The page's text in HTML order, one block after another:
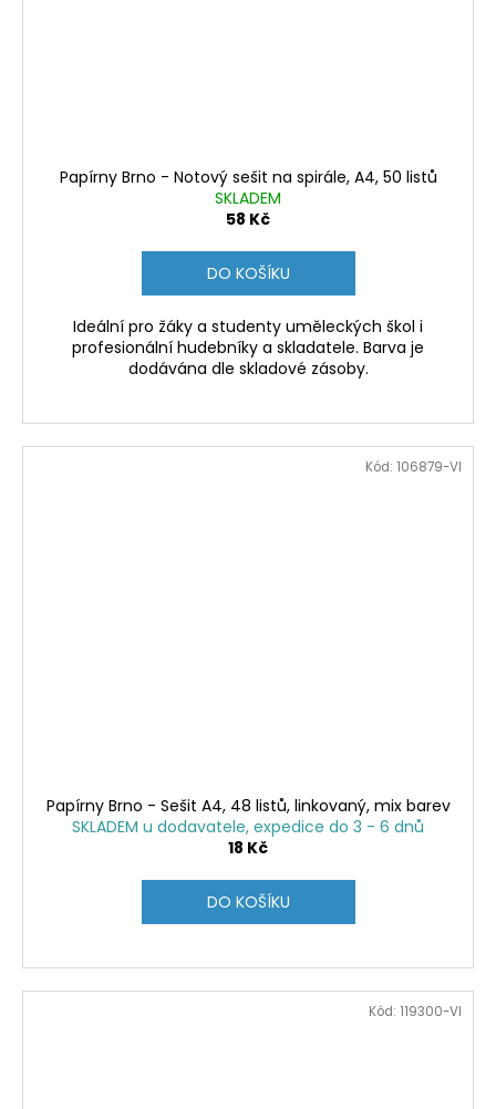
Papírny Brno - Notový sešit na spirále, A4, 50 listů
SKLADEM
58 Kč
DO KOŠÍKU
Ideální pro žáky a studenty uměleckých škol i
profesionální hudebníky a skladatele. Barva je
dodávána dle skladové zásoby.
Papírny Brno - Sešit A4, 48 listů, linkovaný, mix barev
SKLADEM u dodavatele, expedice do 3 - 6 dnů
18 Kč
DO KOŠÍKU
Kód: 106879-VI
Kód: 119300-VI